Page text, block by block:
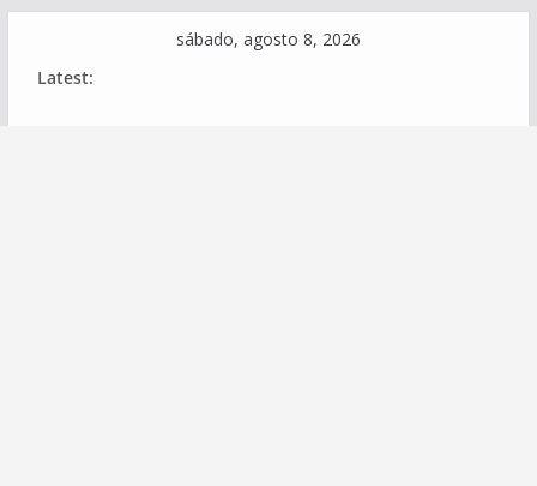
sábado, agosto 8, 2026
Latest: